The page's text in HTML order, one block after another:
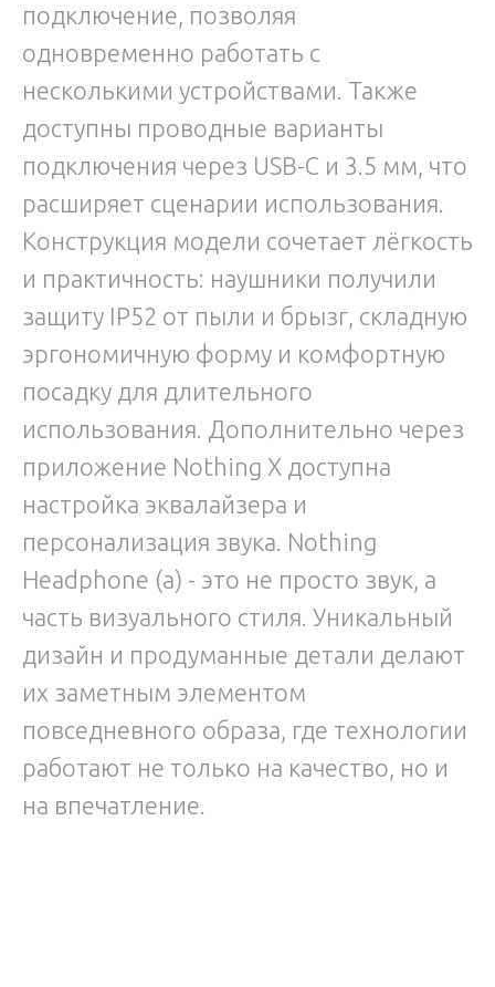
подключение, позволяя
одновременно работать с
несколькими устройствами. Также
доступны проводные варианты
подключения через USB-C и 3.5 мм, что
расширяет сценарии использования.
Конструкция модели сочетает лёгкость
и практичность: наушники получили
защиту IP52 от пыли и брызг, складную
эргономичную форму и комфортную
посадку для длительного
использования. Дополнительно через
приложение Nothing X доступна
настройка эквалайзера и
персонализация звука. Nothing
Headphone (a) - это не просто звук, а
часть визуального стиля. Уникальный
дизайн и продуманные детали делают
их заметным элементом
повседневного образа, где технологии
работают не только на качество, но и
на впечатление.